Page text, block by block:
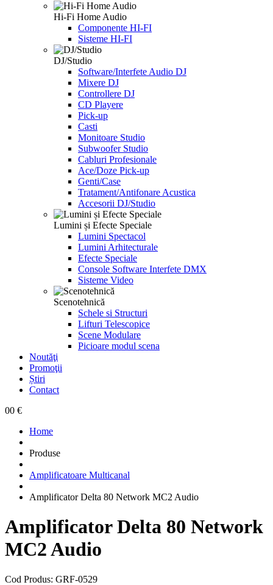
Hi-Fi Home Audio
Componente HI-FI
Sisteme HI-FI
DJ/Studio
Software/Interfete Audio DJ
Mixere DJ
Controllere DJ
CD Playere
Pick-up
Casti
Monitoare Studio
Subwoofer Studio
Cabluri Profesionale
Ace/Doze Pick-up
Genti/Case
Tratament/Antifonare Acustica
Accesorii DJ/Studio
Lumini și Efecte Speciale
Lumini Spectacol
Lumini Arhitecturale
Efecte Speciale
Console Software Interfete DMX
Sisteme Video
Scenotehnică
Schele si Structuri
Lifturi Telescopice
Scene Modulare
Picioare modul scena
Noutăţi
Promoţii
Știri
Contact
00 €
Home
Produse
Amplificatoare Multicanal
Amplificator Delta 80 Network MC2 Audio
Amplificator Delta 80 Network
MC2 Audio
Cod Produs: GRF-0529